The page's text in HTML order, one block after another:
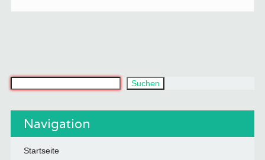
Suchen
Navigation
Startseite